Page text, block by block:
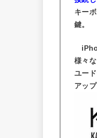
キー
鍵。
様々
ユー
アッ